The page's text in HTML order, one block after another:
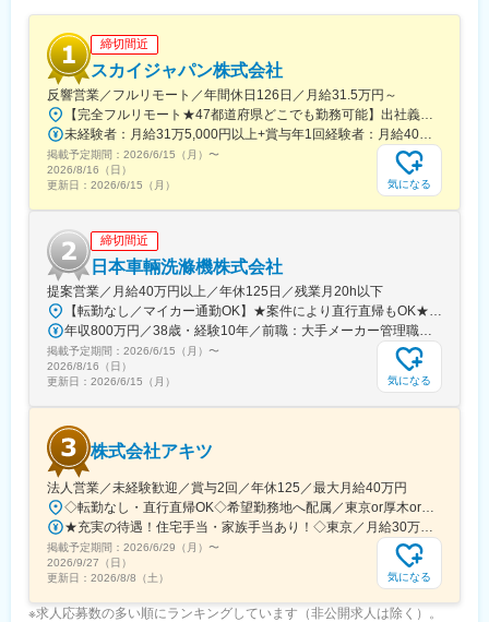
搬送装置や組立機、検査機や研磨機など、あらゆる生産設備を設
計・製作しています。半導体・液晶関連や航空・宇宙関連などで
も実績があり、全社員が一丸となり心からお客様に喜んで貰える
「モノづくり」に挑戦しています。
◎1986年の設立当時から生産設備の設計・製作だけでなく、他社
との協業や高専・大学との技術連携を行い、数多くの製品開発に
取り組んできました。2010年には医療機器分野に参入。国の戦略
的基盤技術高度化支援事業に採択され、産学共同研究を開始しま
した。
変更の範囲：会社の定める業務
締切間近
スカイジャパン株式会社
反響営業／フルリモート／年間休日126日／月給31.5万円～
掲載予定期間： 2026/6/15（月） 〜
2026/8/16（日）
更新日： 2026/6/15（月） 気になる
締切間近
日本車輛洗滌機株式会社
提案営業／月給40万円以上／年休125日／残業月20h以下
掲載予定期間： 2026/6/15（月） 〜
2026/8/16（日）
更新日： 2026/6/15（月） 気になる
株式会社アキツ
法人営業／未経験歓迎／賞与2回／年休125／最大月給40万円
掲載予定期間： 2026/6/29（月） 〜
2026/9/27（日）
更新日： 2026/8/8（土） 気になる
※求人応募数の多い順にランキングしています（非公開求人は除く）。